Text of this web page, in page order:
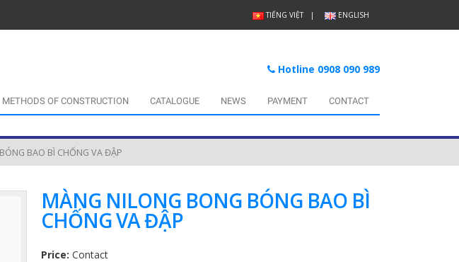
TIẾNG VIỆT ENGLISH
Hotline 0908 090 989
METHODS OF CONSTRUCTION CATALOGUE NEWS PAYMENT CONTACT
BAO BÌ CHỐNG VA ĐẬP
MÀNG NILONG BONG BÓNG BAO BÌ
CHỐNG VA ĐẬP
Price: Contact